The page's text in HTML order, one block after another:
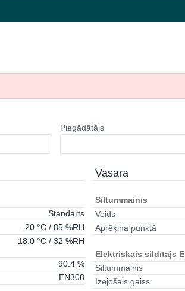
Piegādātājs
Standarts
-20 °C / 85 %RH
18.0 °C / 32 %RH
90.4 %
EN308
Vasara
Siltummainis
Veids
Aprēķina punktā
Elektriskais sildītājs E
Siltummainis
Izejošais gaiss